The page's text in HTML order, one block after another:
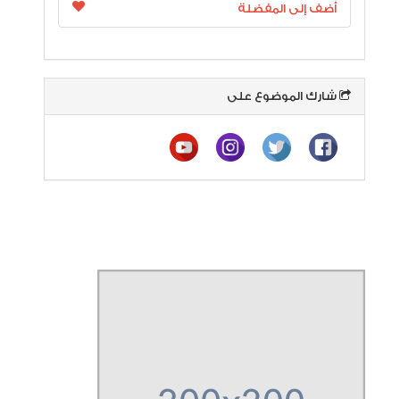
أضف إلى المفضلة
شارك الموضوع على